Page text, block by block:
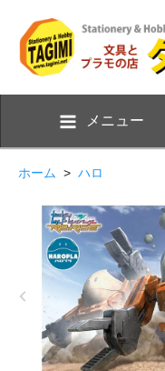
メニュー
ホーム > ハロ